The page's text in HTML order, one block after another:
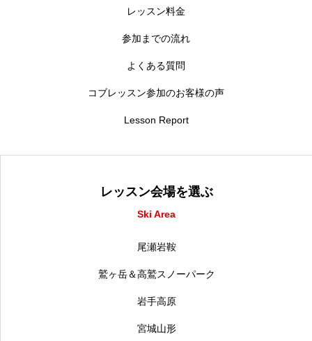
レッスン料金
参加までの流れ
よくある質問
コブレッスン参加のお客様の声
Lesson Report
レッスン会場を選ぶ
Ski Area
尾瀬岩鞍
鷲ヶ岳＆高鷲スノーパーク
岩手高原
宮城山形